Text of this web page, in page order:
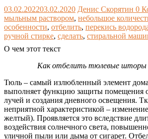
03.02.202203.02.2020 Денис Скорятин 0
мыльным раствором, небольшое
особенности, отбелить, перекись
ручной стирке, сделать, стиральной
О чем этот текст
Как отбелить тюлевые шторы
Тюль – самый излюбленный элемент
выполняет функцию защиты помещения
лучей и создания дневного освещения.
неприятной характеристикой –
желтый). Проявляется это вследствие
воздействия солнечного света,
уличной пыли или дыма от сигарет.